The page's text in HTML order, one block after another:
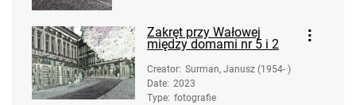
Zakręt przy Wałowej
między domami nr 5 i 2
Creator: Surman, Janusz (1954- )
Date: 2023
Type: fotografie